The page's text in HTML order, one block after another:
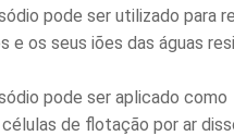
pode ser utilizado para
e os seus iões das águas
pode ser aplicado como
de flotação por ar